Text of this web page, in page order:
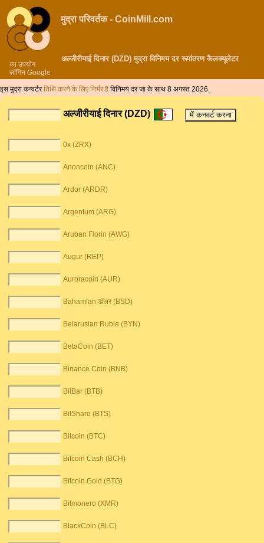
का उपयोग
लॉगिन Google
मुद्रा परिवर्तक - CoinMill.com
अल्जीरीयाई दिनार (DZD) मुद्रा विनिमय दर रूपांतरण कैलक्यूलेटर
इस मुद्रा कन्वर्टरतिथि करने के लिए निर्भर है विनिमय दर जा के साथ 8 अगस्त 2026.
अल्जीरीयाई दिनार (DZD)
0x (ZRX)
Anoncoin (ANC)
Ardor (ARDR)
Argentum (ARG)
Aruban Florin (AWG)
Augur (REP)
Auroracoin (AUR)
Bahamian डॉलर (BSD)
Belarusian Ruble (BYN)
BetaCoin (BET)
Binance Coin (BNB)
BitBar (BTB)
BitShare (BTS)
Bitcoin (BTC)
Bitcoin Cash (BCH)
Bitcoin Gold (BTG)
Bitmonero (XMR)
BlackCoin (BLC)